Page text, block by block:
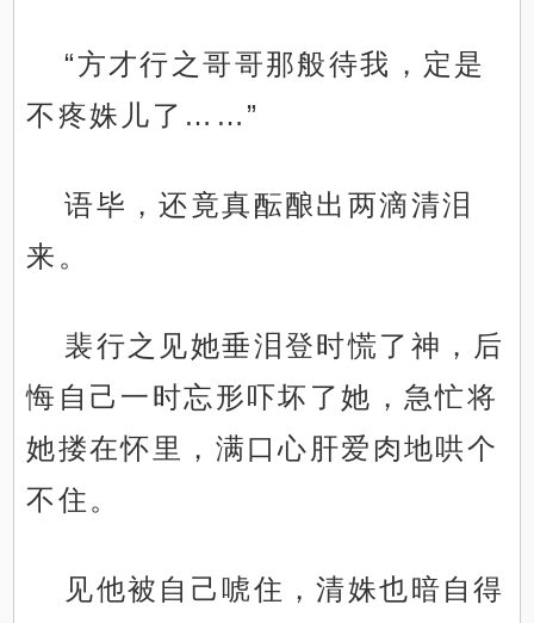
“方才行之哥哥那般待我，定是
不疼姝儿了……”
语毕，还竟真酝酿出两滴清泪
来。
裴行之见她垂泪登时慌了神，后
悔自己一时忘形吓坏了她，急忙将
她搂在怀里，满口心肝爱肉地哄个
不住。
见他被自己唬住，清姝也暗自得